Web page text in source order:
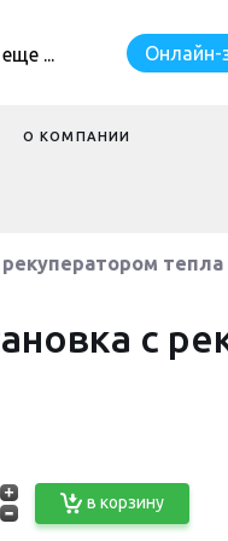
еще ... Онлайн-
О КОМПАНИИ
тепла
с
в корзину